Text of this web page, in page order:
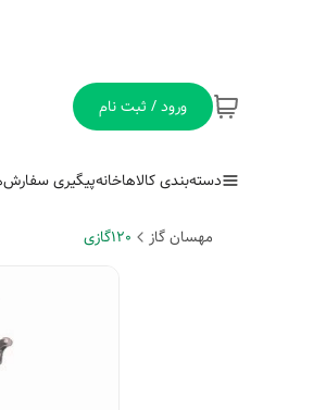
ورود / ثبت نام
دسته‌بندی کالاهاخانهپیگیری سفارش
مهسان گاز 120گازی